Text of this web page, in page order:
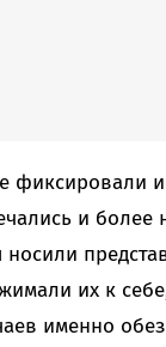
фиксировали
и более
их к
именно